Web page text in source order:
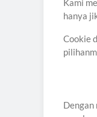
Kami
hanya
Cookie
Dengan